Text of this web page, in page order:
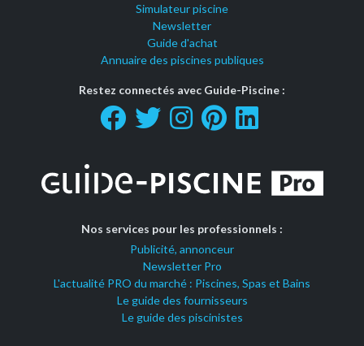
Simulateur piscine
Newsletter
Guide d'achat
Annuaire des piscines publiques
Restez connectés avec Guide-Piscine :
Nos services pour les professionnels :
Publicité, annonceur
Newsletter Pro
L'actualité PRO du marché : Piscines, Spas et Bains
Le guide des fournisseurs
Le guide des piscinistes